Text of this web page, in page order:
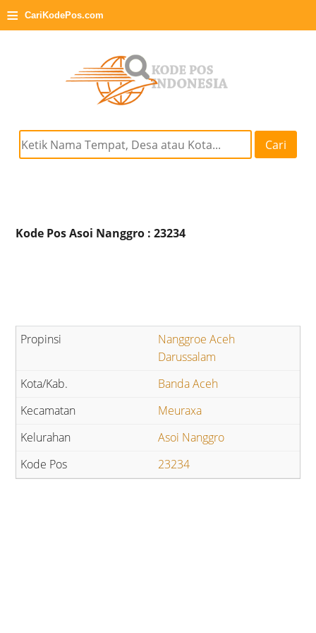
≡ CariKodePos.com
Cari
Kode Pos Asoi Nanggro : 23234
Nanggroe Aceh
Darussalam
Banda Aceh
Meuraxa
Asoi Nanggro
23234